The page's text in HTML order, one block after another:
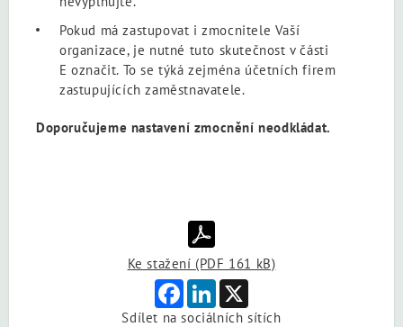
Pokud má zastupovat i zmocnitele Vaší
organizace, je nutné tuto skutečnost v části
E označit. To se týká zejména účetních firem
zastupujících zaměstnavatele.
Doporučujeme nastavení zmocnění neodkládat.
Ke stažení (PDF 161 kB)
FacebookLinkedIn
Sdílet na sociálních sítích